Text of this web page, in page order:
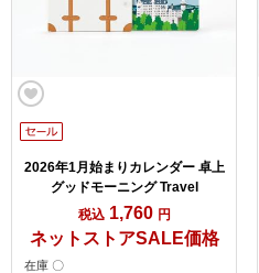
2026年1月始まりカレンダー 卓上
グッドモーニング Travel
税込 1,760 円
ネットストアSALE価格
在庫 〇